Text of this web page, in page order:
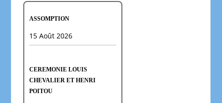
ASSOMPTION
15 Août 2026
CEREMONIE LOUIS
CHEVALIER ET HENRI
POITOU